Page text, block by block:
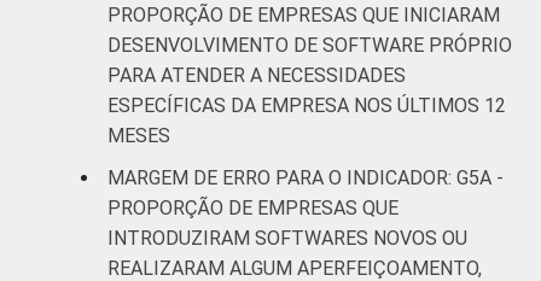
Estimativa: 116426 empresas. Respostas
estimuladas. Dados coletados entre
setembro de 2014 e março de 2015.
Fonte: NIC.br - set 2014 / mar 2015
PROPORÇÃO DE EMPRESAS QUE INICIARAM
DESENVOLVIMENTO DE SOFTWARE PRÓPRIO
PARA ATENDER A NECESSIDADES
ESPECÍFICAS DA EMPRESA NOS ÚLTIMOS 12
MESES
MARGEM DE ERRO PARA O INDICADOR: G5A -
PROPORÇÃO DE EMPRESAS QUE
INTRODUZIRAM SOFTWARES NOVOS OU
REALIZARAM ALGUM APERFEIÇOAMENTO,